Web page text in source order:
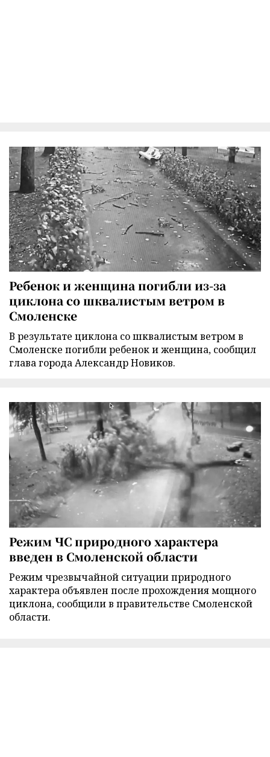
Ребенок и женщина погибли из-за
циклона со шквалистым ветром в
Смоленске
В результате циклона со шквалистым ветром в
Смоленске погибли ребенок и женщина, сообщил
глава города Александр Новиков.
Режим ЧС природного характера
введен в Смоленской области
Режим чрезвычайной ситуации природного
характера объявлен после прохождения мощного
циклона, сообщили в правительстве Смоленской
области.